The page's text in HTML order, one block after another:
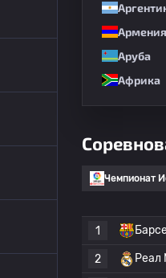
Армения
Аруба
Африка
Чемпионат
1
2 Реал